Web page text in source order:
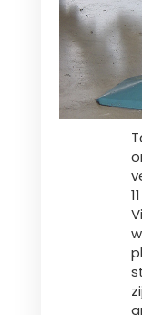
FAN SHOP
PARTS